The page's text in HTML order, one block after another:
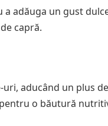
adăuga un gust
capră.
aducând un plus
o băutură